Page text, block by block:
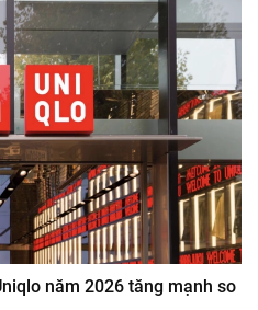
năm 2026 tăng mạnh so